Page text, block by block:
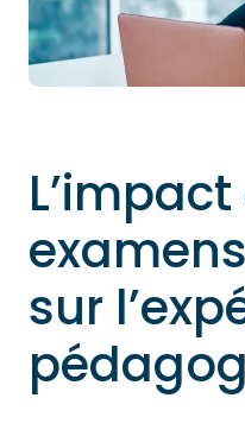
sur